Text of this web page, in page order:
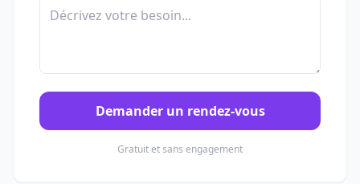
Demander un rendez-vous
Gratuit et sans engagement